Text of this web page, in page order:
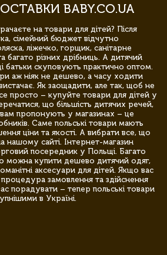
BABY.CO.UA
на товари для дітей? Після
сімейний бюджет відчутно
ліжечко, горщик, санітарне
багато різних дрібниць. А дитячий
батьки скуповують практично оптом.
аж ніяк не дешево, а часу ходити
Як заощадити, але так, щоб не
просто – купуйте товари для дітей у
що більшість дитячих речей,
вам пропонують у магазинах – це
Саме польські товари мають
ціни та якості. А вибрати все, що
нашому сайті. Інтернет-магазин
посередник у Польщі. Багато
можна купити дешево дитячий одяг,
аксесуари для дітей. Якщо вас
процедура замовлення та здійснення
порадувати – тепер польські товари
в Україні.